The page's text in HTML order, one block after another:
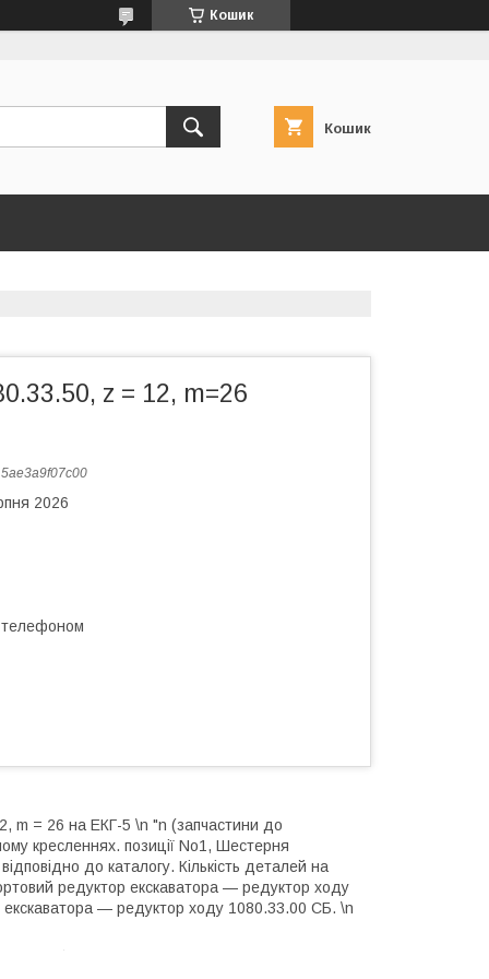
Кошик
Кошик
z = 12, m=26
5ae3a9f07c00
2026
телефоном
m = 26 на ЕКГ-5 \n "n (запчастини до
кресленнях. позиції No1, Шестерня
до каталогу. Кількість деталей на
редуктор екскаватора — редуктор ходу
— редуктор ходу 1080.33.00 СБ. \n